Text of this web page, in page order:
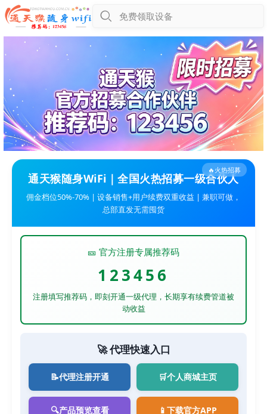
免费领取设备
通天猴随身WiFi｜全国火热招募一级合伙人
佣金档位50%-70% | 设备销售+用户续费双重收益 | 兼职可做，
总部直发无需囤货
🔥火热招募
🎫 官方注册专属推荐码
123456
注册填写推荐码，即刻开通一级代理，长期享有续费管道被
动收益
🚀 代理快速入口
📝代理注册开通 🛒个人商城主页
🔍产品预览查看 📱 下载官方APP